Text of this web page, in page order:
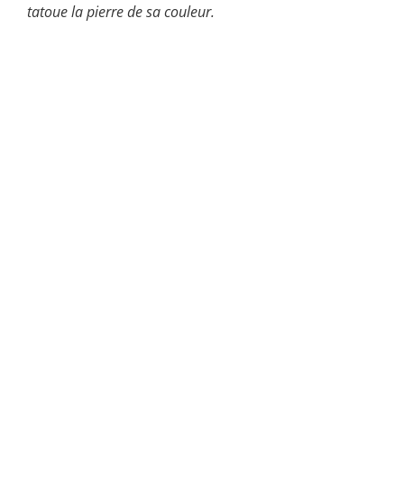
tatoue la pierre de sa couleur.